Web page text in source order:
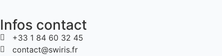
Infos contact
+33 1 84 60 32 45
contact@swiris.fr